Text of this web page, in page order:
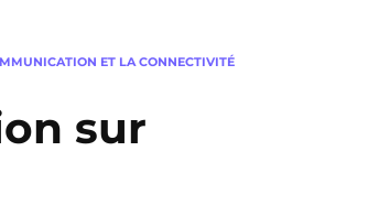
ET LA CONNECTIVITÉ
sur